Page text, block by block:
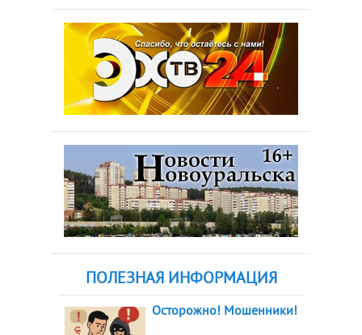
ПОЛЕЗНАЯ ИНФОРМАЦИЯ
Осторожно! Мошенники!